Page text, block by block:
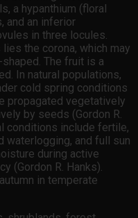
a hypanthium (floral
and an inferior
in three locules.
the corona, which may
The fruit is a
In natural populations,
cold spring conditions
propagated vegetatively
by seeds (Gordon R.
conditions include fertile,
waterlogging, and full sun
during active
(Gordon R. Hanks).
in temperate